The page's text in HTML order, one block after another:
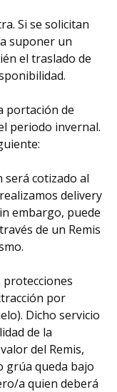
Si se solicitan
suponer un
el traslado de
portación de
periodo invernal.
será cotizado al
delivery
embargo, puede
de un Remis
por
Dicho servicio
de la
del Remis,
grúa queda bajo
a quien deberá